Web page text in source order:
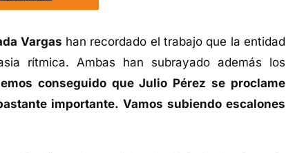
Vargas han recordado el trabajo que la entidad
rítmica. Ambas han subrayado además los
conseguido que Julio Pérez se proclame
importante. Vamos subiendo escalones